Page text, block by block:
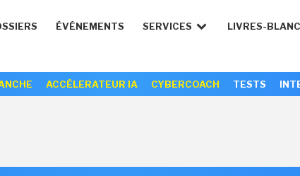
ÉVÉNEMENTS SERVICES LIVRES-
ACCÉLERATEUR IA CYBERCOACH TESTS